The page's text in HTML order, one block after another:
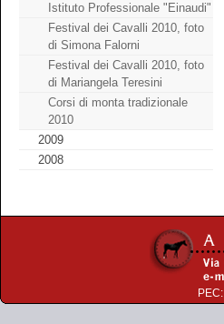
Istituto Professionale "Einaudi"
Festival dei Cavalli 2010, foto
di Simona Falorni
Festival dei Cavalli 2010, foto
di Mariangela Teresini
Corsi di monta tradizionale
2010
2009
2008
PEC: